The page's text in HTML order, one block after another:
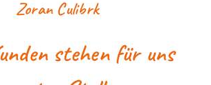
Zoran Culibrk
stehen für uns